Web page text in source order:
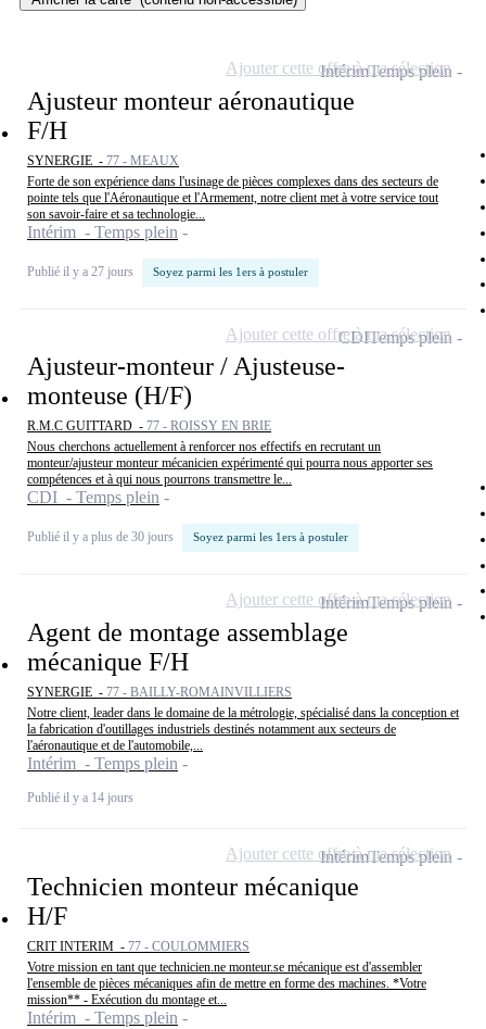
Ajusteur monteur aéronautique
F/H
SYNERGIE - 77 - MEAUX
Forte de son expérience dans l'usinage de pièces complexes dans des secteurs de
pointe tels que l'Aéronautique et l'Armement, notre client met à votre service tout
son savoir-faire et sa technologie...
Intérim - Temps plein
Publié il y a 27 jours Soyez parmi les 1ers à postuler
IntérimTemps plein
Ajouter cette offre à ma sélection
Ajusteur-monteur / Ajusteuse-
monteuse (H/F)
R.M.C GUITTARD - 77 - ROISSY EN BRIE
Nous cherchons actuellement à renforcer nos effectifs en recrutant un
monteur/ajusteur monteur mécanicien expérimenté qui pourra nous apporter ses
compétences et à qui nous pourrons transmettre le...
CDI - Temps plein
Publié il y a plus de 30 jours Soyez parmi les 1ers à postuler
CDITemps plein
Ajouter cette offre à ma sélection
Agent de montage assemblage
mécanique F/H
SYNERGIE - 77 - BAILLY-ROMAINVILLIERS
Notre client, leader dans le domaine de la métrologie, spécialisé dans la conception et
la fabrication d'outillages industriels destinés notamment aux secteurs de
l'aéronautique et de l'automobile,...
Intérim - Temps plein
Publié il y a 14 jours
IntérimTemps plein
Ajouter cette offre à ma sélection
Technicien monteur mécanique
H/F
CRIT INTERIM - 77 - COULOMMIERS
Votre mission en tant que technicien.ne monteur.se mécanique est d'assembler
l'ensemble de pièces mécaniques afin de mettre en forme des machines. *Votre
mission** - Exécution du montage et...
Intérim - Temps plein
IntérimTemps plein
Ajouter cette offre à ma sélection